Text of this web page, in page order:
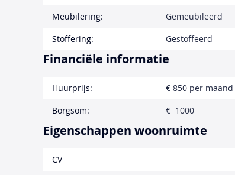
Meubilering:
Gemeubileerd
Stoffering:
Gestoffeerd
Financiële informatie
Huurprijs:
€ 850 per
Borgsom:
€ 1000
Eigenschappen woonruimte
CV